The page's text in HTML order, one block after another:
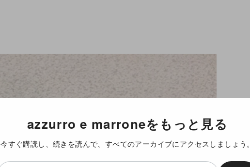
azzurro e marroneをもっと見る
今すぐ購読し、続きを読んで、すべてのアーカイブにアクセスしましょう。